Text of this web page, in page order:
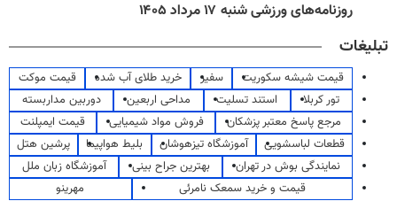
روزنامه‌های ورزشی شنبه ۱۷ مرداد ۱۴۰۵
تبلیغات
قیمت شیشه سکوریت سفیر خرید طلای آب شده
قیمت موکت
تور کربلا
استند تسلیت مداحی اربعین
دوربین مداربسته
مرجع پاسخ معتبر پزشکان
فروش مواد شیمیایی
قیمت ایمپلنت
قطعات لباسشویی
آموزشگاه تیزهوشان بلیط هواپیما
پرشین هتل
نمایندگی بوش در تهران
بهترین جراح بینی
آموزشگاه زبان ملل
قیمت و خرید سمعک نامرئی
مهرینو